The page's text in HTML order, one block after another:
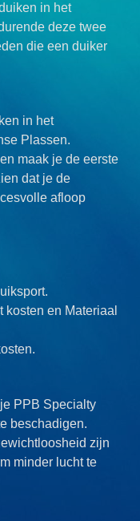
in het
deze twee
die een duiker
in het
Plassen.
maak je de eerste
dat je de
afloop
kosten en Materiaal
PPB Specialty
beschadigen.
zijn
minder lucht te